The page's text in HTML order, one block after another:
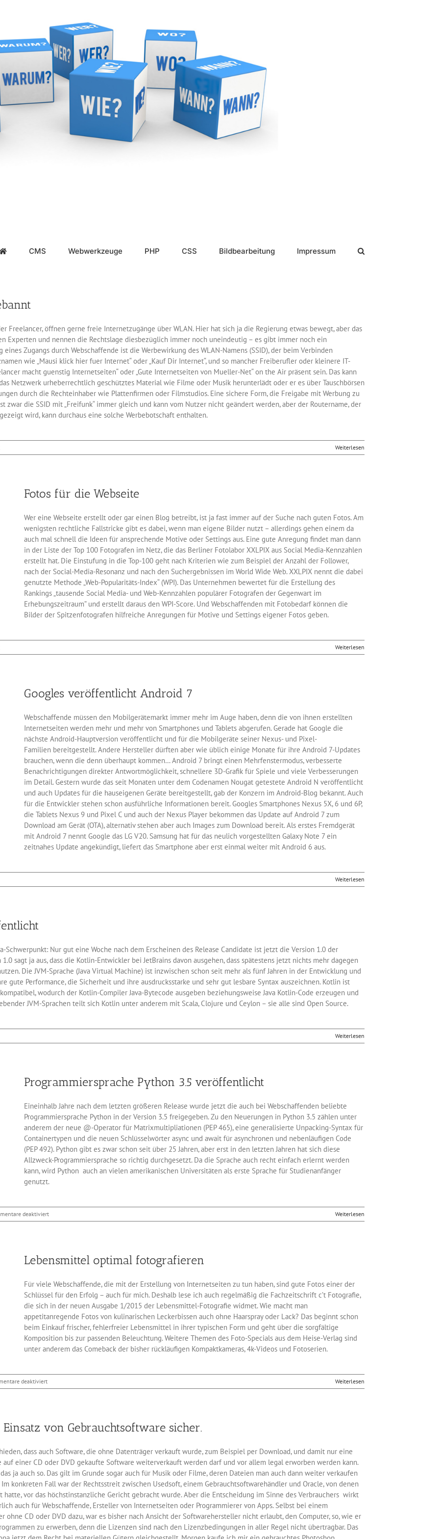
CMS Webwerkzeuge PHP CSS Bildbearbeitung Impressum
Freelancer, öffnen gerne freie Internetzugänge über WLAN. Hier hat sich ja die Regierung etwas bewegt, aber das
Experten und nennen die Rechtslage diesbezüglich immer noch uneindeutig – es gibt immer noch ein
Zugangs durch Webschaffende ist die Werbewirkung des WLAN-Namens (SSID), der beim Verbinden
wie „Mausi klick hier fuer Internet“ oder „Kauf Dir Internet“, und so mancher Freiberufler oder kleinere IT-
macht guenstig Internetseiten“ oder „Gute Internetseiten von Mueller-Net“ on the Air präsent sein. Das kann
Netzwerk urheberrechtlich geschütztes Material wie Filme oder Musik herunterlädt oder er es über Tauschbörsen
durch die Rechteinhaber wie Plattenfirmen oder Filmstudios. Eine sichere Form, die Freigabe mit Werbung zu
zwar die SSID mit „Freifunk“ immer gleich und kann vom Nutzer nicht geändert werden, aber der Routername, der
wird, kann durchaus eine solche Werbebotschaft enthalten.
für
Störerhaftung
Weiterlesen
Fotos für die Webseite
Wer eine Webseite erstellt oder gar einen Blog betreibt, ist ja fast immer auf der Suche nach guten Fotos. Am
wenigsten rechtliche Fallstricke gibt es dabei, wenn man eigene Bilder nutzt – allerdings gehen einem da
auch mal schnell die Ideen für ansprechende Motive oder Settings aus. Eine gute Anregung findet man dann
in der Liste der Top 100 Fotografen im Netz, die das Berliner Fotolabor XXLPIX aus Social Media-Kennzahlen
erstellt hat. Die Einstufung in die Top-100 geht nach Kriterien wie zum Beispiel der Anzahl der Follower,
nach der Social-Media-Resonanz und nach den Suchergebnissen im World Wide Web. XXLPIX nennt die dabei
genutzte Methode „Web-Popularitäts-Index“ (WPI). Das Unternehmen bewertet für die Erstellung des
Rankings „tausende Social Media- und Web-Kennzahlen populärer Fotografen der Gegenwart im
Erhebungszeitraum” und erstellt daraus den WPI-Score. Und Webschaffenden mit Fotobedarf können die
Bilder der Spitzenfotografen hilfreiche Anregungen für Motive und Settings eigener Fotos geben.
für
Fotos
Weiterlesen
Googles veröffentlicht Android 7
Webschaffende müssen den Mobilgerätemarkt immer mehr im Auge haben, denn die von ihnen erstellten
Internetseiten werden mehr und mehr von Smartphones und Tablets abgerufen. Gerade hat Google die
nächste Android-Hauptversion veröffentlicht und für die Mobilgeräte seiner Nexus- und Pixel-
Familien bereitgestellt. Andere Hersteller dürften aber wie üblich einige Monate für ihre Android 7-Updates
brauchen, wenn die denn überhaupt kommen… Android 7 bringt einen Mehrfenstermodus, verbesserte
Benachrichtigungen direkter Antwortmöglichkeit, schnellere 3D-Grafik für Spiele und viele Verbesserungen
im Detail. Gestern wurde das seit Monaten unter dem Codenamen Nougat getestete Android N veröffentlicht
und auch Updates für die hauseigenen Geräte bereitgestellt, gab der Konzern im Android-Blog bekannt. Auch
für die Entwickler stehen schon ausführliche Informationen bereit. Googles Smartphones Nexus 5X, 6 und 6P,
die Tablets Nexus 9 und Pixel C und auch der Nexus Player bekommen das Update auf Android 7 zum
Download am Gerät (OTA), alternativ stehen aber auch Images zum Download bereit. Als erstes Fremdgerät
mit Android 7 nennt Google das LG V20. Samsung hat für das neulich vorgestellten Galaxy Note 7 ein
zeitnahes Update angekündigt, liefert das Smartphone aber erst einmal weiter mit Android 6 aus.
Weiterlesen
Schwerpunkt: Nur gut eine Woche nach dem Erscheinen des Release Candidate ist jetzt die Version 1.0 der
sagt ja aus, dass die Kotlin-Entwickler bei JetBrains davon ausgehen, dass spätestens jetzt nichts mehr dagegen
Die JVM-Sprache (Java Virtual Machine) ist inzwischen schon seit mehr als fünf Jahren in der Entwicklung und
gute Performance, die Sicherheit und ihre ausdrucksstarke und sehr gut lesbare Syntax auszeichnen. Kotlin ist
wodurch der Kotlin-Compiler Java-Bytecode ausgeben beziehungsweise Java Kotlin-Code erzeugen und
JVM-Sprachen teilt sich Kotlin unter anderem mit Scala, Clojure und Ceylon – sie alle sind Open Source.
veröffentlicht
Weiterlesen
Programmiersprache Python 3.5 veröffentlicht
Eineinhalb Jahre nach dem letzten größeren Release wurde jetzt die auch bei Webschaffenden beliebte
Programmiersprache Python in der Version 3.5 freigegeben. Zu den Neuerungen in Python 3.5 zählen unter
anderem der neue @-Operator für Matrixmultipliationen (PEP 465), eine generalisierte Unpacking-Syntax für
Containertypen und die neuen Schlüsselwörter async und await für asynchronen und nebenläufigen Code
(PEP 492). Python gibt es zwar schon seit über 25 Jahren, aber erst in den letzten Jahren hat sich diese
Allzweck-Programmiersprache so richtig durchgesetzt. Da die Sprache auch recht einfach erlernt werden
kann, wird Python auch an vielen amerikanischen Universitäten als erste Sprache für Studienanfänger
genutzt.
deaktiviertfür
Programmiersprache
Weiterlesen
Lebensmittel optimal fotografieren
Für viele Webschaffende, die mit der Erstellung von Internetseiten zu tun haben, sind gute Fotos einer der
Schlüssel für den Erfolg – auch für mich. Deshalb lese ich auch regelmäßig die Fachzeitschrift c’t Fotografie,
die sich in der neuen Ausgabe 1/2015 der Lebensmittel-Fotografie widmet. Wie macht man
appetitanregende Fotos von kulinarischen Leckerbissen auch ohne Haarspray oder Lack? Das beginnt schon
beim Einkauf frischer, fehlerfreier Lebensmittel in ihrer typischen Form und geht über die sorgfältige
Komposition bis zur passenden Beleuchtung. Weitere Themen des Foto-Specials aus dem Heise-Verlag sind
unter anderem das Comeback der bisher rückläufigen Kompaktkameras, 4k-Videos und Fotoserien.
deaktiviertfür
Lebensmittel
Weiterlesen
von Gebrauchtsoftware sicher.
dass auch Software, die ohne Datenträger verkauft wurde, zum Beispiel per Download, und damit nur eine
einer CD oder DVD gekaufte Software weiterverkauft werden darf und vor allem legal erworben werden kann.
ja auch so. Das gilt im Grunde sogar auch für Musik oder Filme, deren Dateien man auch dann weiter verkaufen
konkreten Fall war der Rechtsstreit zwischen Usedsoft, einem Gebrauchtsoftwarehändler und Oracle, von denen
vor das höchstinstanzliche Gericht gebracht wurde. Aber die Entscheidung im Sinne des Verbrauchers wirkt
auch für Webschaffende, Ersteller von Internetseiten oder Programmierer von Apps. Selbst bei einem
ohne CD oder DVD dazu, war es bisher nach Ansicht der Softwarehersteller nicht erlaubt, den Computer, so, wie er
zu erwerben, denn die Lizenzen sind nach den Lizenzbedingungen in aller Regel nicht übertragbar. Das